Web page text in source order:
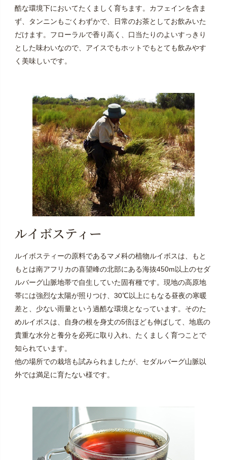
酷な環境下においてたくましく育ちます。カフェインを含ま
ず、タンニンもごくわずかで、日常のお茶としてお飲みいた
だけます。フローラルで香り高く、口当たりのよいすっきり
とした味わいなので、アイスでもホットでもとても飲みやす
く美味しいです。
ルイボスティー
ルイボスティーの原料であるマメ科の植物ルイボスは、もと
もとは南アフリカの喜望峰の北部にある海抜450m以上のセダ
ルバーグ山脈地帯で自生していた固有種です。現地の高原地
帯には強烈な太陽が照りつけ、30℃以上にもなる昼夜の寒暖
差と、少ない雨量という過酷な環境となっています。そのた
めルイボスは、自身の根を身丈の5倍ほども伸ばして、地底の
貴重な水分と養分を必死に取り入れ、たくましく育つことで
知られています。
他の場所での栽培も試みられましたが、セダルバーグ山脈以
外では満足に育たない様です。